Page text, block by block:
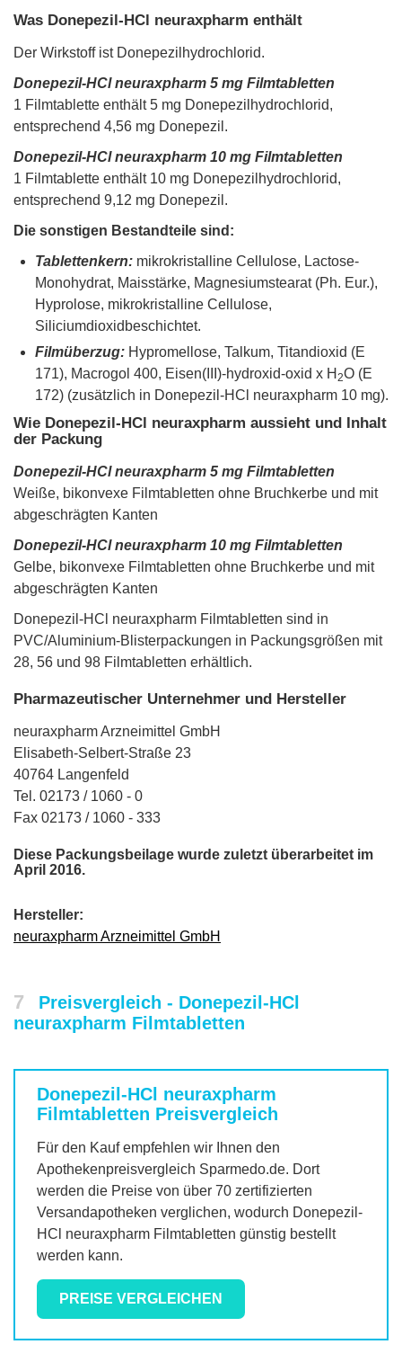
Was Donepezil-HCl neuraxpharm enthält
Der Wirkstoff ist Donepezilhydrochlorid.
Donepezil-HCl neuraxpharm 5 mg Filmtabletten
1 Filmtablette enthält 5 mg Donepezilhydrochlorid,
entsprechend 4,56 mg Donepezil.
Donepezil-HCl neuraxpharm 10 mg Filmtabletten
1 Filmtablette enthält 10 mg Donepezilhydrochlorid,
entsprechend 9,12 mg Donepezil.
Die sonstigen Bestandteile sind:
Tablettenkern: mikrokristalline Cellulose, Lactose-
Monohydrat, Maisstärke, Magnesiumstearat (Ph. Eur.),
Hyprolose, mikrokristalline Cellulose,
Siliciumdioxidbeschichtet.
Filmüberzug: Hypromellose, Talkum, Titandioxid (E
171), Macrogol 400, Eisen(III)-hydroxid-oxid x H 2O (E
172) (zusätzlich in Donepezil-HCl neuraxpharm 10 mg).
Wie Donepezil-HCl neuraxpharm aussieht und Inhalt
der Packung
Donepezil-HCl neuraxpharm 5 mg Filmtabletten
Weiße, bikonvexe Filmtabletten ohne Bruchkerbe und mit
abgeschrägten Kanten
Donepezil-HCl neuraxpharm 10 mg Filmtabletten
Gelbe, bikonvexe Filmtabletten ohne Bruchkerbe und mit
abgeschrägten Kanten
Donepezil-HCl neuraxpharm Filmtabletten sind in
PVC/Aluminium-Blisterpackungen in Packungsgrößen mit
28, 56 und 98 Filmtabletten erhältlich.
Pharmazeutischer Unternehmer und Hersteller
neuraxpharm Arzneimittel GmbH
Elisabeth-Selbert-Straße 23
40764 Langenfeld
Tel. 02173 / 1060 - 0
Fax 02173 / 1060 - 333
Diese Packungsbeilage wurde zuletzt überarbeitet im
April 2016.
Hersteller:
neuraxpharm Arzneimittel GmbH
7
Preisvergleich - Donepezil-HCl
neuraxpharm Filmtabletten
Donepezil-HCl neuraxpharm
Filmtabletten Preisvergleich
Für den Kauf empfehlen wir Ihnen den
Apothekenpreisvergleich Sparmedo.de. Dort
werden die Preise von über 70 zertifizierten
Versandapotheken verglichen, wodurch Donepezil-
HCl neuraxpharm Filmtabletten günstig bestellt
werden kann.
PREISE VERGLEICHEN